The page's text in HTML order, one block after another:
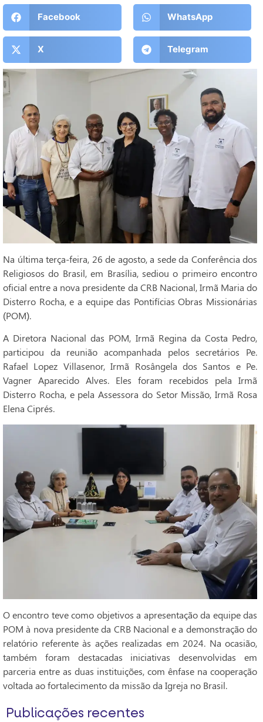
Facebook WhatsApp
X Telegram
Na última terça-feira, 26 de agosto, a sede da Conferência dos
Religiosos do Brasil, em Brasília, sediou o primeiro encontro
oficial entre a nova presidente da CRB Nacional, Irmã Maria do
Disterro Rocha, e a equipe das Pontifícias Obras Missionárias
(POM).
A Diretora Nacional das POM, Irmã Regina da Costa Pedro,
participou da reunião acompanhada pelos secretários Pe.
Rafael Lopez Villasenor, Irmã Rosângela dos Santos e Pe.
Vagner Aparecido Alves. Eles foram recebidos pela Irmã
Disterro Rocha, e pela Assessora do Setor Missão, Irmã Rosa
Elena Ciprés.
O encontro teve como objetivos a apresentação da equipe das
POM à nova presidente da CRB Nacional e a demonstração do
relatório referente às ações realizadas em 2024. Na ocasião,
também foram destacadas iniciativas desenvolvidas em
parceria entre as duas instituições, com ênfase na cooperação
voltada ao fortalecimento da missão da Igreja no Brasil.
Publicações recentes